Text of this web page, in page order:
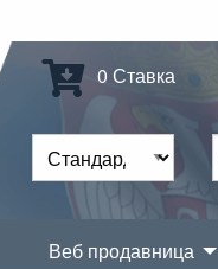
0 Ставка
Веб продавница